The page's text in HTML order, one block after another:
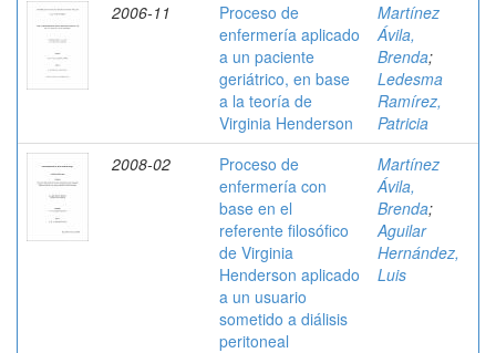
2006-11
Proceso de
enfermería aplicado
a un paciente
geriátrico, en base
a la teoría de
Virginia Henderson
Martínez
Ávila,
Brenda;
Ledesma
Ramírez,
Patricia
2008-02
Proceso de
enfermería con
base en el
referente filosófico
de Virginia
Henderson aplicado
a un usuario
sometido a diálisis
peritoneal
Martínez
Ávila,
Brenda;
Aguilar
Hernández,
Luis